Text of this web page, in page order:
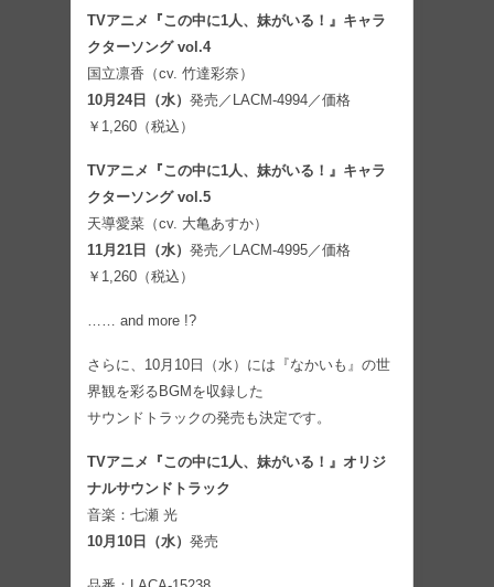
TVアニメ『この中に1人、妹がいる！』キャラ
クターソング vol.4
国立凛香（cv. 竹達彩奈）
10月24日（水） 発売／LACM-4994／価格
￥1,260（税込）
TVアニメ『この中に1人、妹がいる！』キャラ
クターソング vol.5
天導愛菜（cv. 大亀あすか）
11月21日（水） 発売／LACM-4995／価格
￥1,260（税込）
…… and more !?
さらに、10月10日（水）には『なかいも』の世
界観を彩るBGMを収録した
サウンドトラックの発売も決定です。
TVアニメ『この中に1人、妹がいる！』オリジ
ナルサウンドトラック
音楽：七瀬 光
10月10日（水） 発売